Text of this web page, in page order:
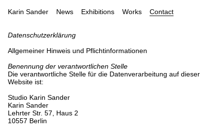
Karin Sander News Exhibitions Works Contact
Datenschutzerklärung
Allgemeiner Hinweis und Pflichtinformationen
Benennung der verantwortlichen Stelle
Die verantwortliche Stelle für die Datenverarbeitung auf dieser
Website ist:
Studio Karin Sander
Karin Sander
Lehrter Str. 57, Haus 2
10557 Berlin